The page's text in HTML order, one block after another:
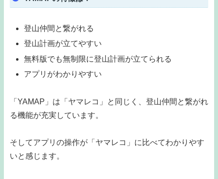
登山仲間と繋がれる
登山計画が立てやすい
無料版でも無制限に登山計画が立てられる
アプリがわかりやすい
「YAMAP」は「ヤマレコ」と同じく、登山仲間と繋がれ
る機能が充実しています。
そしてアプリの操作が「ヤマレコ」に比べてわかりやす
いと感じます。